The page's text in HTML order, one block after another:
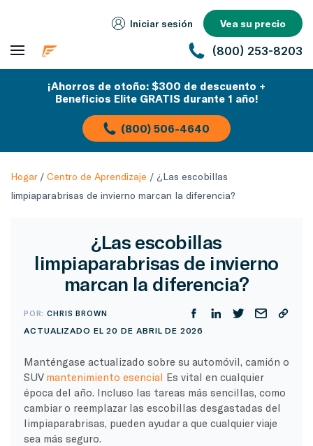
Iniciar sesión Vea su precio
(800) 253-8203
¡Ahorros de otoño: $300 de descuento +
Beneficios Elite GRATIS durante 1 año!
(800) 506-4640
Hogar/ Centro de Aprendizaje / ¿Las escobillas
limpiaparabrisas de invierno marcan la diferencia?
¿Las escobillas
limpiaparabrisas de invierno
marcan la diferencia?
POR:CHRIS BROWN
ACTUALIZADO EL 20 DE ABRIL DE 2026
Manténgase actualizado sobre su automóvil, camión o
SUVmantenimiento esencial Es vital en cualquier
época del año. Incluso las tareas más sencillas, como
cambiar o reemplazar las escobillas desgastadas del
limpiaparabrisas, pueden ayudar a que cualquier viaje
sea más seguro.